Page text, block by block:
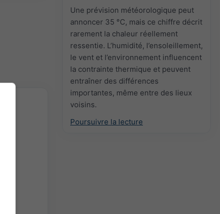
Une prévision météorologique peut
annoncer 35 °C, mais ce chiffre décrit
rarement la chaleur réellement
ressentie. L’humidité, l’ensoleillement,
le vent et l’environnement influencent
la contrainte thermique et peuvent
entraîner des différences
importantes, même entre des lieux
voisins.
Poursuivre la lecture